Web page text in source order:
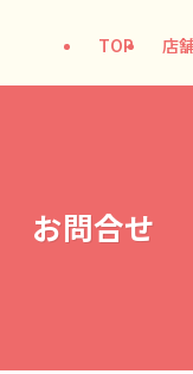
TOP 店
お問合せ